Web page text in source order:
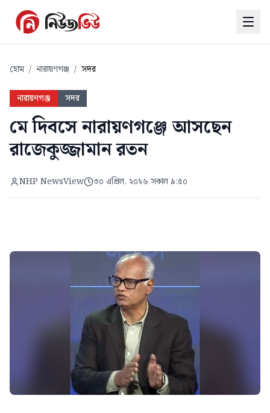
হোম / নারায়ণগঞ্জ / সদর
নারায়ণগঞ্জ সদর
মে দিবসে নারায়ণগঞ্জে আসছেন
রাজেকুজ্জামান রতন
NHP NewsView ৩০ এপ্রিল, ২০২৬ সকাল ৯:৫০